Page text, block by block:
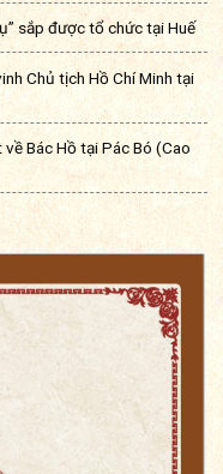
sắp được tổ chức tại Huế
Chủ tịch Hồ Chí Minh tại
Bác Hồ tại Pác Bó (Cao